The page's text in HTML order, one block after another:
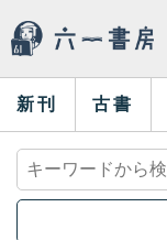
新刊 古書